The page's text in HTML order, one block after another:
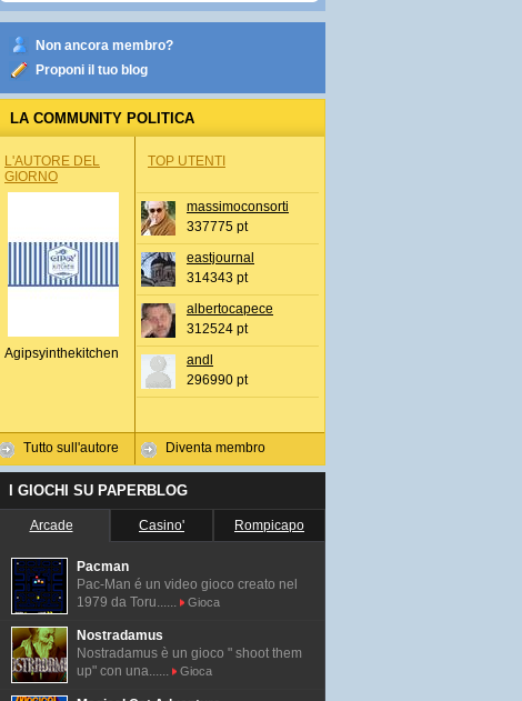
Non ancora membro?
Proponi il tuo blog
LA COMMUNITY POLITICA
L'AUTORE DEL
GIORNO
Agipsyinthekitchen
Tutto sull'autore
TOP UTENTI
massimoconsorti
337775 pt
eastjournal
314343 pt
albertocapece
312524 pt
andl
296990 pt
Diventa membro
I GIOCHI SU PAPERBLOG
Arcade Casino' Rompicapo
Pacman
Pac-Man é un video gioco creato nel
1979 da Toru......
Gioca
Nostradamus
Nostradamus è un gioco " shoot them
up" con una......
Gioca